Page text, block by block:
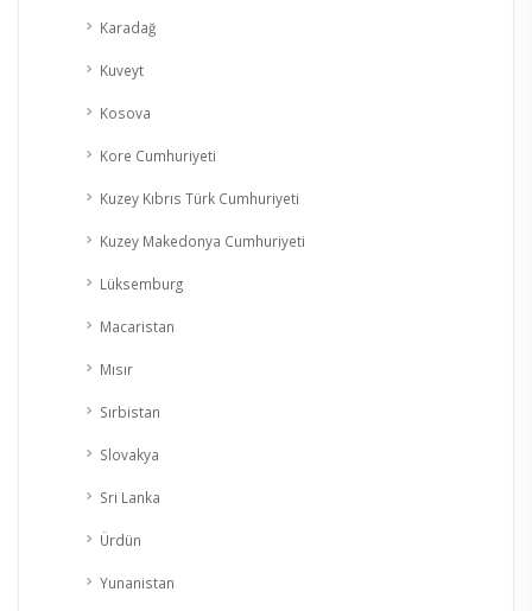
Karadağ
Kuveyt
Kosova
Kore Cumhuriyeti
Kuzey Kıbrıs Türk Cumhuriyeti
Kuzey Makedonya Cumhuriyeti
Lüksemburg
Macaristan
Mısır
Sırbistan
Slovakya
Sri Lanka
Ürdün
Yunanistan